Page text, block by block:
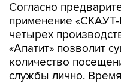
Согласно
применение
четырех
«Апатит» позволит
количество
службы лично.